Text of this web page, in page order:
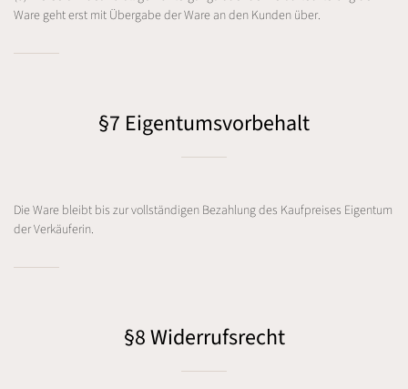
Ware geht erst mit Übergabe der Ware an den Kunden über.
§7 Eigentumsvorbehalt
Die Ware bleibt bis zur vollständigen Bezahlung des Kaufpreises Eigentum
der Verkäuferin.
§8 Widerrufsrecht